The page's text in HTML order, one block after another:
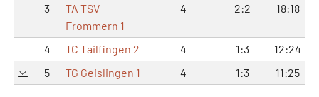
3
TA TSV
Frommern 1
4 2:2 18:18
4 TC Tailfingen 2 4 1:3 12:24
5
TG Geislingen 1 4 1:3 11:25